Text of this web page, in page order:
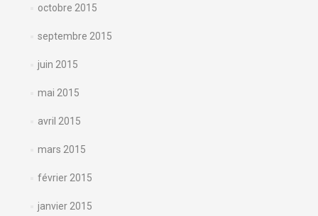
octobre 2015
septembre 2015
juin 2015
mai 2015
avril 2015
mars 2015
février 2015
janvier 2015